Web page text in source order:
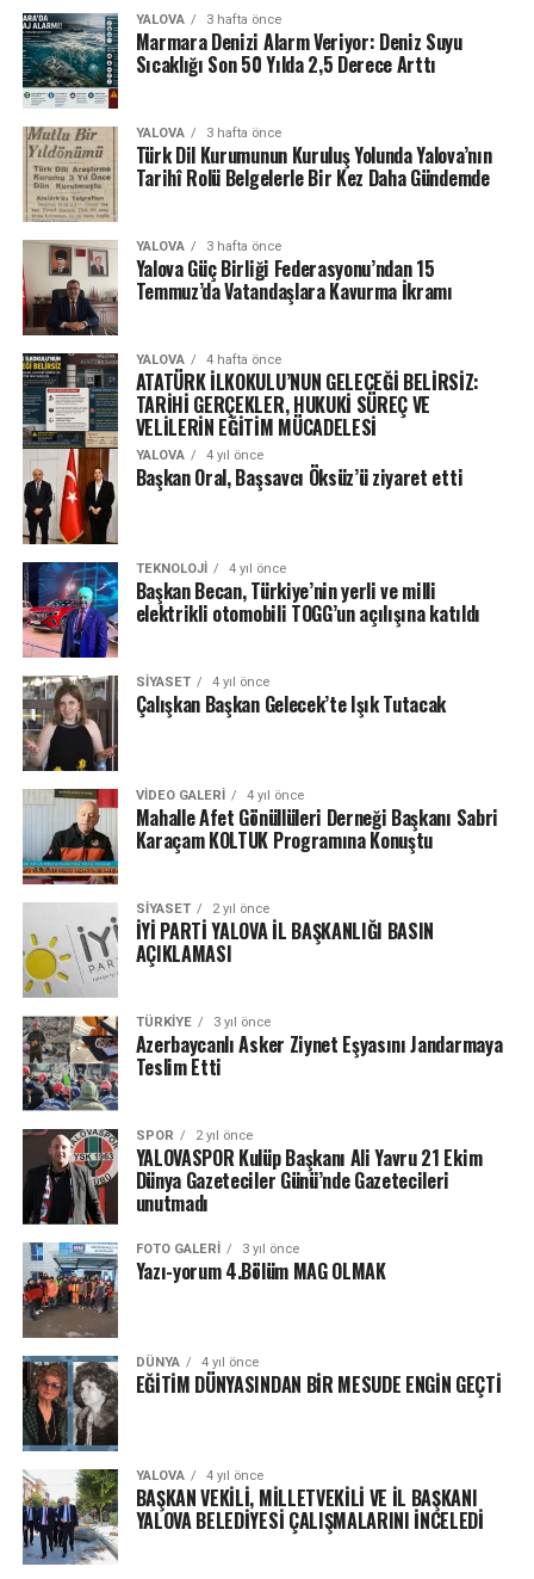
YALOVA 3 hafta önce
Marmara Denizi Alarm Veriyor: Deniz Suyu
Sıcaklığı Son 50 Yılda 2,5 Derece Arttı
YALOVA 3 hafta önce
Türk Dil Kurumunun Kuruluş Yolunda Yalova’nın
Tarihî Rolü Belgelerle Bir Kez Daha Gündemde
YALOVA 3 hafta önce
Yalova Güç Birliği Federasyonu’ndan 15
Temmuz’da Vatandaşlara Kavurma İkramı
YALOVA 4 hafta önce
ATATÜRK İLKOKULU’NUN GELECEĞİ BELİRSİZ:
TARİHİ GERÇEKLER, HUKUKİ SÜREÇ VE
VELİLERİN EĞİTİM MÜCADELESİ
YALOVA 4 yıl önce
Başkan Oral, Başsavcı Öksüz’ü ziyaret etti
TEKNOLOJI 4 yıl önce
Başkan Becan, Türkiye’nin yerli ve milli
elektrikli otomobili TOGG’un açılışına katıldı
SIYASET 4 yıl önce
Çalışkan Başkan Gelecek’te Işık Tutacak
VIDEO GALERI 4 yıl önce
Mahalle Afet Gönüllüleri Derneği Başkanı Sabri
Karaçam KOLTUK Programına Konuştu
SIYASET 2 yıl önce
İYİ PARTİ YALOVA İL BAŞKANLIĞI BASIN
AÇIKLAMASI
TÜRKIYE 3 yıl önce
Azerbaycanlı Asker Ziynet Eşyasını Jandarmaya
Teslim Etti
SPOR 2 yıl önce
YALOVASPOR Kulüp Başkanı Ali Yavru 21 Ekim
Dünya Gazeteciler Günü’nde Gazetecileri
unutmadı
FOTO GALERI 3 yıl önce
Yazı-yorum 4.Bölüm MAG OLMAK
DÜNYA 4 yıl önce
EĞİTİM DÜNYASINDAN BİR MESUDE ENGİN GEÇTİ
YALOVA 4 yıl önce
BAŞKAN VEKİLİ, MİLLETVEKİLİ VE İL BAŞKANI
YALOVA BELEDİYESİ ÇALIŞMALARINI İNCELEDİ